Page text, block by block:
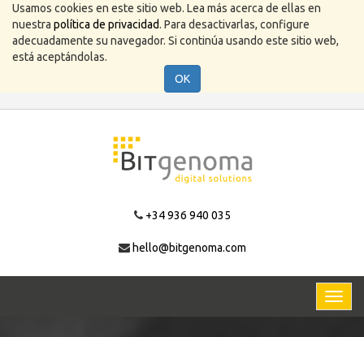
Usamos cookies en este sitio web. Lea más acerca de ellas en
nuestra política de privacidad. Para desactivarlas, configure
adecuadamente su navegador. Si continúa usando este sitio web,
está aceptándolas.
OK
+34 936 940 035
hello@bitgenoma.com